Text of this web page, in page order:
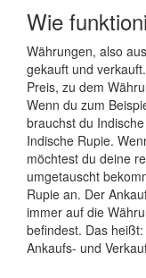
Wie
Währungen, also
gekauft und
Preis, zu dem
Wenn du zum
brauchst du
Indische Rupie.
möchtest du deine
umgetauscht
Rupie an. Der
immer auf die
befindest. Das
Ankaufs- und